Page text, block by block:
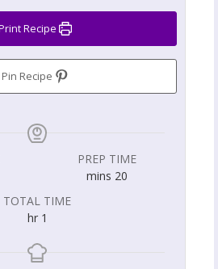
PREP TIME
20
mins
TOTAL TIME
1
hr